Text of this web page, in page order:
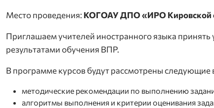
Место проведения: КОГОАУ ДПО «ИРО Кировской
Приглашаем учителей иностранного языка принять
результатами обучения ВПР.
В программе курсов будут рассмотрены следующие
методические рекомендации по выполнению
алгоритмы выполнения и критерии оценивания